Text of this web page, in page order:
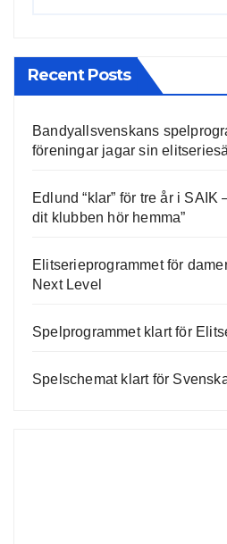
Recent Posts
Bandyallsvenskans
föreningar jagar sin
Edlund “klar” för tre år i SAIK
dit klubben hör hemma”
Elitserieprogrammet för
Next Level
Spelprogrammet klart för
Spelschemat klart för